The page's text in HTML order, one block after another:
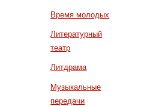
Время молодых
Литературный
театр
Литдрама
Музыкальные
передачи